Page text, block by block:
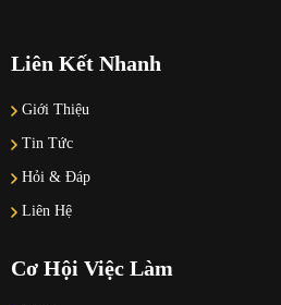
Liên Kết Nhanh
Giới Thiệu
Tin Tức
Hỏi & Đáp
Liên Hệ
Cơ Hội Việc Làm